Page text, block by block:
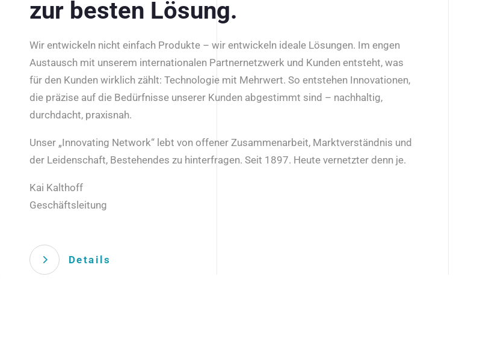
zur besten Lösung.
Wir entwickeln nicht einfach Produkte – wir entwickeln ideale Lösungen. Im engen
Austausch mit unserem internationalen Partnernetzwerk und Kunden entsteht, was
für den Kunden wirklich zählt: Technologie mit Mehrwert. So entstehen Innovationen,
die präzise auf die Bedürfnisse unserer Kunden abgestimmt sind – nachhaltig,
durchdacht, praxisnah.
Unser „Innovating Network“ lebt von offener Zusammenarbeit, Marktverständnis und
der Leidenschaft, Bestehendes zu hinterfragen. Seit 1897. Heute vernetzter denn je.
Kai Kalthoff
Geschäftsleitung
Details